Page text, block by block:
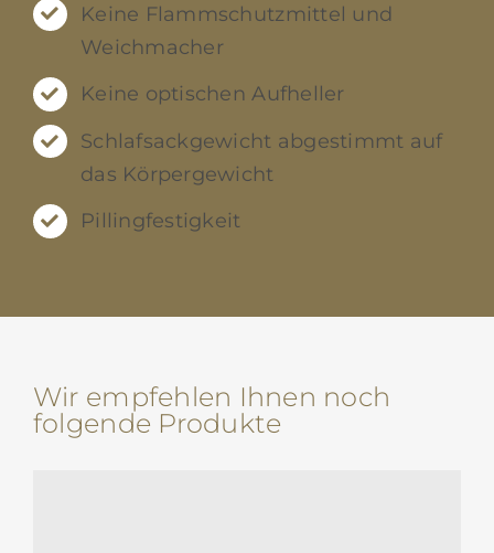
Keine Flammschutzmittel und
Weichmacher
Keine optischen Aufheller
Schlafsackgewicht abgestimmt auf
das Körpergewicht
Pillingfestigkeit
Wir empfehlen Ihnen noch
folgende Produkte